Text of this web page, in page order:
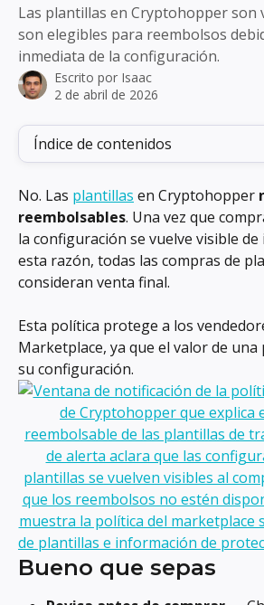
Las plantillas en Cryptohopper son
son elegibles para reembolsos
inmediata de la configuración.
Escrito por Isaac
2 de abril de 2026
Índice de contenidos
No. Las plantillas en Cryptohopper
reembolsables. Una vez que
la configuración se vuelve visible
esta razón, todas las compras de
consideran venta final.
Esta política protege a los
Marketplace, ya que el valor de
su configuración.
Bueno que sepas